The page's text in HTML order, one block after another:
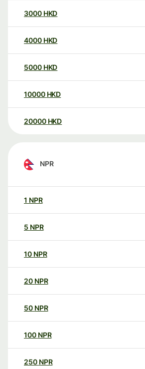
3000 HKD
4000 HKD
5000 HKD
10000 HKD
20000 HKD
NPR
1 NPR
5 NPR
10 NPR
20 NPR
50 NPR
100 NPR
250 NPR